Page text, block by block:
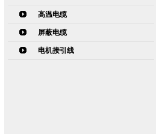
高温电缆
屏蔽电缆
电机接引线